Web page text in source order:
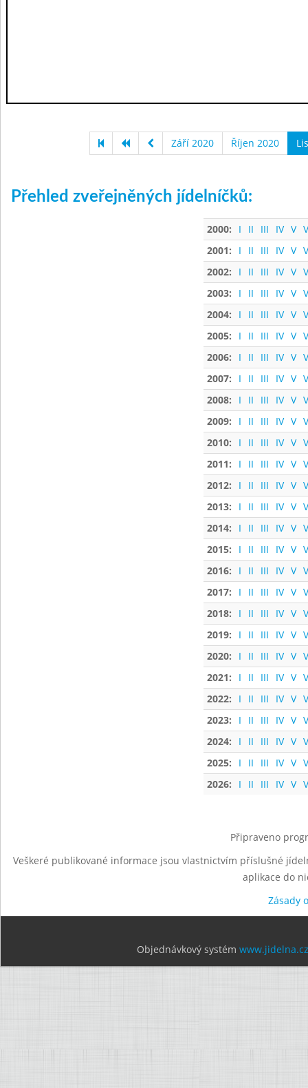
Září 2020 Říjen 2020
Přehled zveřejněných jídelníčků:
2000: I II III IV V
2001:
I II III IV V
2002:
I II III IV V
2003:
I II III IV V
2004:
I II III IV V
2005:
I II III IV V
2006:
I II III IV V
2007:
I II III IV V
2008:
I II III IV V
2009:
I II III IV V
2010:
I II III IV V
2011:
I II III IV V
2012:
I II III IV V
2013:
I II III IV V
2014:
I II III IV V
2015:
I II III IV V
2016:
I II III IV V
2017:
I II III IV V
2018:
I II III IV V
2019:
I II III IV V
2020:
I II III IV V
2021:
I II III IV V
2022:
I II III IV V
2023:
I II III IV V
2024:
I II III IV V
2025:
I II III IV V
2026:
I II III IV V
Připraveno
Veškeré publikované informace jsou vlastnictvím příslušné
aplikace do
Zásady
Objednávkový systém www.jidelna.cz